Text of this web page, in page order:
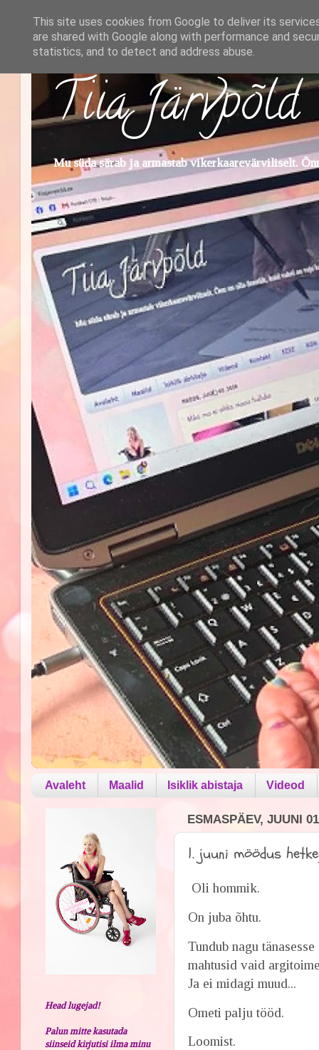
Tiia Järvpõld
Mu süda särab ja armastab vikerkaarevärviliselt.
Avaleht Maalid Isiklik abistaja Videod
ESMASPÄEV, JUUNI
1. juuni möödus
Oli hommik.
On juba õhtu.
Tundub nagu tänasesse
mahtusid vaid
Ja ei midagi muud...
Ometi palju tööd.
Loomist.
Head lugejad!
Palun mitte kasutada
siinseid kirjutisi ilma minu
This site uses cookies from Google to deliver its
are shared with Google along with performance and
statistics, and to detect and address abuse.